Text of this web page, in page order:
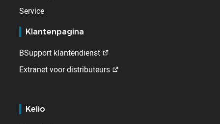
Service
Klantenpagina
BSupport klantendienst
Extranet voor distributeurs
Kelio